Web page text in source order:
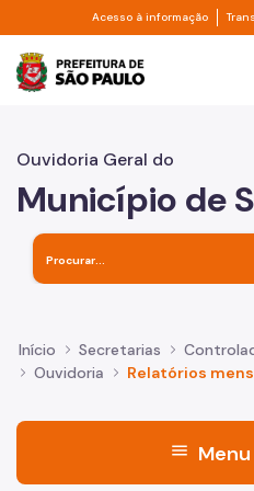
Pular para o Conteúdo
Acesso à informação
Prefeitura de
Ouvidoria Geral do
Município de
Início Secretarias
Ouvidoria
Relatórios
menu